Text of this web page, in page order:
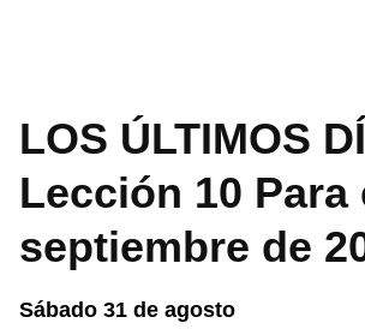
LOS ÚLTIMOS
Lección 10 Para
septiembre de
Sábado 31 de agosto